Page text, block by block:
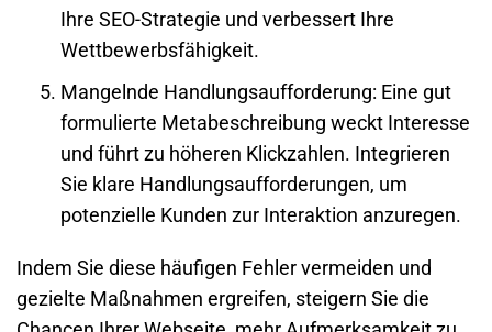
Ihre SEO-Strategie und verbessert Ihre
Wettbewerbsfähigkeit.
Mangelnde Handlungsaufforderung: Eine gut
formulierte Metabeschreibung weckt Interesse
und führt zu höheren Klickzahlen. Integrieren
Sie klare Handlungsaufforderungen, um
potenzielle Kunden zur Interaktion anzuregen.
Indem Sie diese häufigen Fehler vermeiden und
gezielte Maßnahmen ergreifen, steigern Sie die